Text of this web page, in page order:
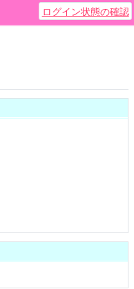
ログイン状態の確認